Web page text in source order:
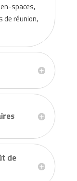
spaces,
de réunion,
de